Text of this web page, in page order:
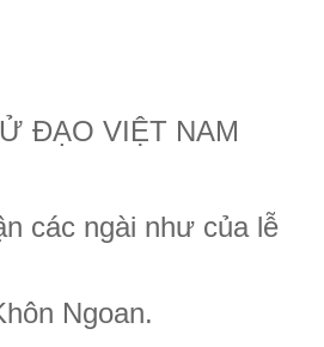
ĐẠO VIỆT NAM
các ngài như của lễ
Ngoan.